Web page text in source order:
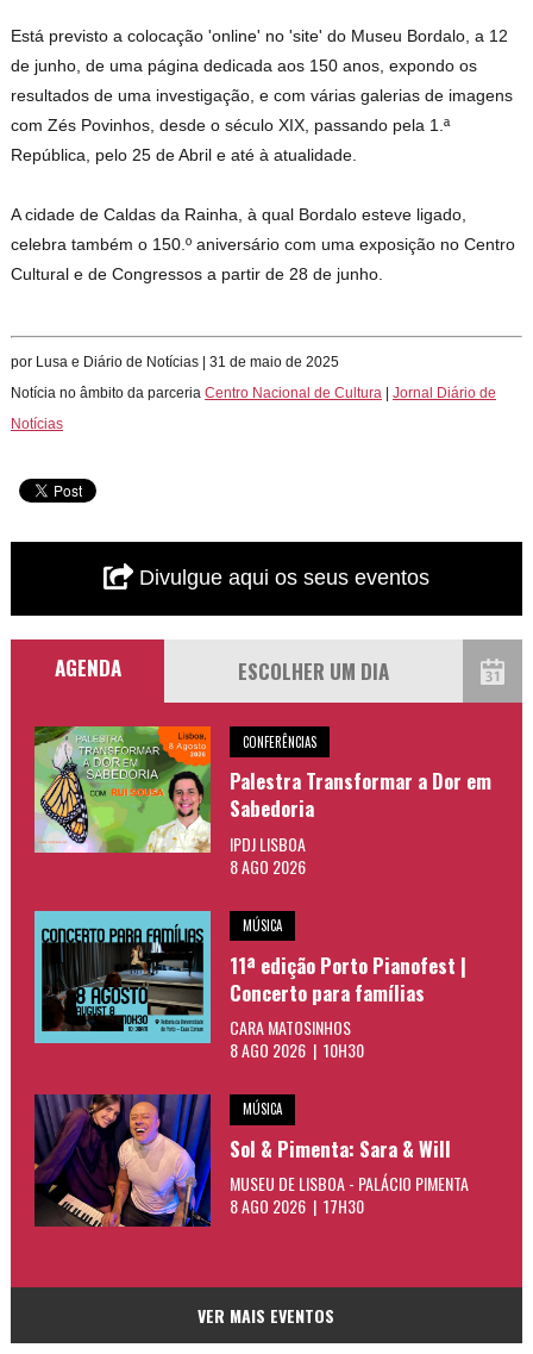
Está previsto a colocação 'online' no 'site' do Museu Bordalo, a 12
de junho, de uma página dedicada aos 150 anos, expondo os
resultados de uma investigação, e com várias galerias de imagens
com Zés Povinhos, desde o século XIX, passando pela 1.ª
República, pelo 25 de Abril e até à atualidade.
A cidade de Caldas da Rainha, à qual Bordalo esteve ligado,
celebra também o 150.º aniversário com uma exposição no Centro
Cultural e de Congressos a partir de 28 de junho.
por Lusa e Diário de Notícias | 31 de maio de 2025
Notícia no âmbito da parceriaCentro Nacional de Cultura |Jornal Diário de
Notícias
Divulgue aqui os seus eventos
AGENDA
CONFERÊNCIAS
Palestra Transformar a Dor em
Sabedoria
IPDJ LISBOA
8 AGO 2026
MÚSICA
11ª edição Porto Pianofest |
Concerto para famílias
CARA MATOSINHOS
8 AGO 2026 | 10H30
MÚSICA
Sol & Pimenta: Sara & Will
MUSEU DE LISBOA - PALÁCIO PIMENTA
8 AGO 2026 | 17H30
VER MAIS EVENTOS